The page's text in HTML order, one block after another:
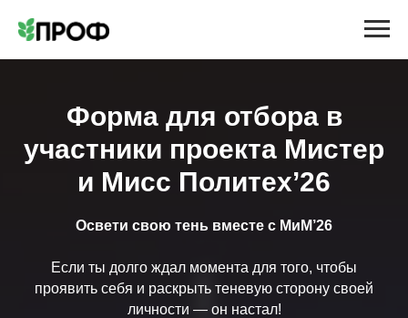
Форма для отбора в
участники проекта Мистер
и Мисс Политех’26
Освети свою тень вместе с МиМ’26
Если ты долго ждал момента для того, чтобы
проявить себя и раскрыть теневую сторону своей
личности — он настал!